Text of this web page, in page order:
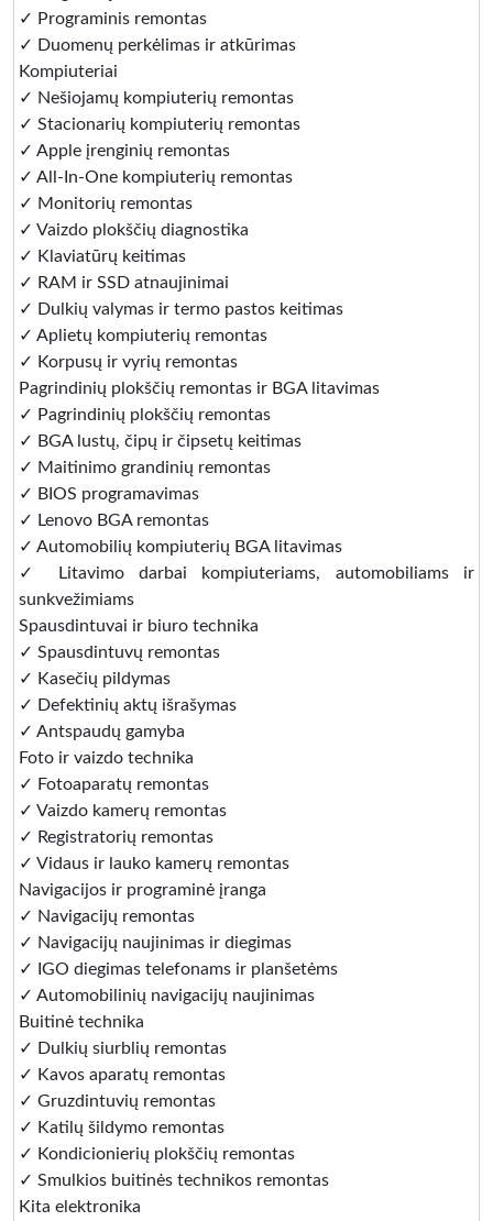
✓ Programinis remontas
✓ Duomenų perkėlimas ir atkūrimas
Kompiuteriai
✓ Nešiojamų kompiuterių remontas
✓ Stacionarių kompiuterių remontas
✓ Apple įrenginių remontas
✓ All-In-One kompiuterių remontas
✓ Monitorių remontas
✓ Vaizdo plokščių diagnostika
✓ Klaviatūrų keitimas
✓ RAM ir SSD atnaujinimai
✓ Dulkių valymas ir termo pastos keitimas
✓ Aplietų kompiuterių remontas
✓ Korpusų ir vyrių remontas
Pagrindinių plokščių remontas ir BGA litavimas
✓ Pagrindinių plokščių remontas
✓ BGA lustų, čipų ir čipsetų keitimas
✓ Maitinimo grandinių remontas
✓ BIOS programavimas
✓ Lenovo BGA remontas
✓ Automobilių kompiuterių BGA litavimas
✓ Litavimo darbai kompiuteriams, automobiliams ir
sunkvežimiams
Spausdintuvai ir biuro technika
✓ Spausdintuvų remontas
✓ Kasečių pildymas
✓ Defektinių aktų išrašymas
✓ Antspaudų gamyba
Foto ir vaizdo technika
✓ Fotoaparatų remontas
✓ Vaizdo kamerų remontas
✓ Registratorių remontas
✓ Vidaus ir lauko kamerų remontas
Navigacijos ir programinė įranga
✓ Navigacijų remontas
✓ Navigacijų naujinimas ir diegimas
✓ IGO diegimas telefonams ir planšetėms
✓ Automobilinių navigacijų naujinimas
Buitinė technika
✓ Dulkių siurblių remontas
✓ Kavos aparatų remontas
✓ Gruzdintuvių remontas
✓ Katilų šildymo remontas
✓ Kondicionierių plokščių remontas
✓ Smulkios buitinės technikos remontas
Kita elektronika